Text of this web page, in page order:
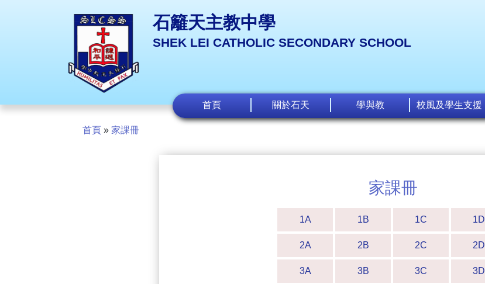
石籬天主教中學
SHEK LEI CATHOLIC SECONDARY SCHOOL
首頁 關於石天 學與教 校風及學生支援
首頁 » 家課冊
家課冊
1A 1B 1C 1D
2A 2B 2C 2D
3A 3B 3C 3D